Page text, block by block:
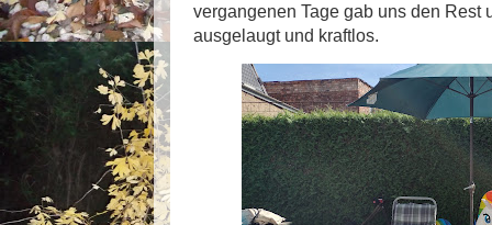
vergangenen Tage gab uns den Rest
ausgelaugt und kraftlos.